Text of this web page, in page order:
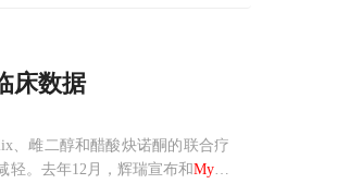
床数据
、雌二醇和醋酸炔诺酮的联合疗
轻。去年12月，辉瑞宣布和Myov